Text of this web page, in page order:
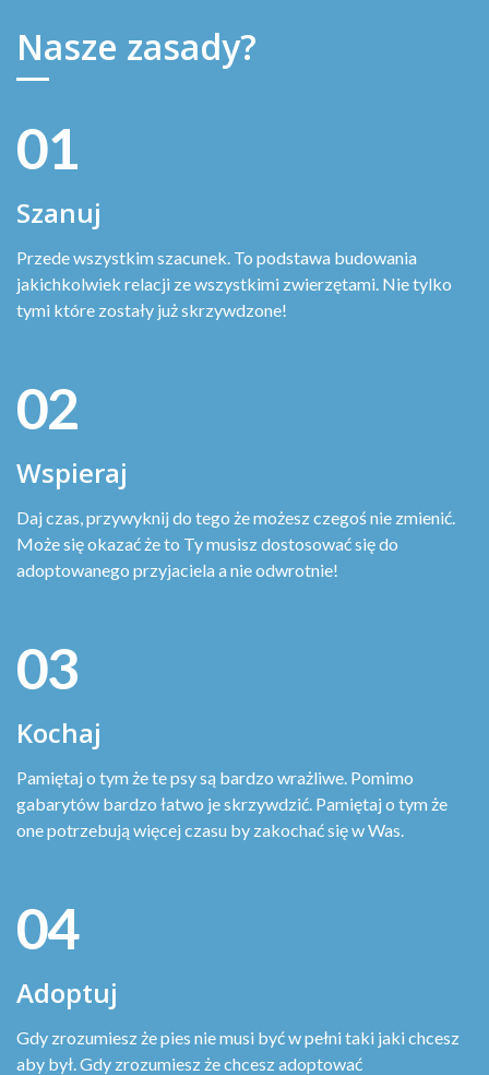
Nasze zasady?
01
Szanuj
Przede wszystkim szacunek. To podstawa budowania
jakichkolwiek relacji ze wszystkimi zwierzętami. Nie tylko
tymi które zostały już skrzywdzone!
02
Wspieraj
Daj czas, przywyknij do tego że możesz czegoś nie zmienić.
Może się okazać że to Ty musisz dostosować się do
adoptowanego przyjaciela a nie odwrotnie!
03
Kochaj
Pamiętaj o tym że te psy są bardzo wrażliwe. Pomimo
gabarytów bardzo łatwo je skrzywdzić. Pamiętaj o tym że
one potrzebują więcej czasu by zakochać się w Was.
04
Adoptuj
Gdy zrozumiesz że pies nie musi być w pełni taki jaki chcesz
aby był. Gdy zrozumiesz że chcesz adoptować